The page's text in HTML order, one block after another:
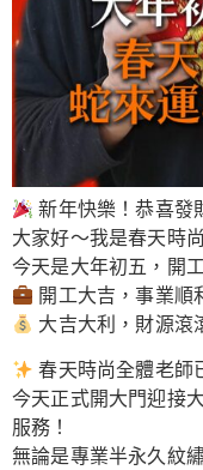
新年快樂！恭喜發
大家好～我是春天時
今天是大年初五，開
開工大吉，事業順
大吉大利，財源滾
春天時尚全體老師
今天正式開大門迎接
服務！
無論是專業半永久紋